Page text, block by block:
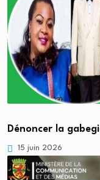
Dénoncer la
15 juin 2026